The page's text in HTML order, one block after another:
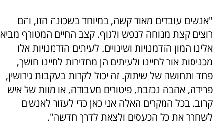
"אנשים עובדים מאוד קשה, במיוחד בשכונה הזו, והם
רוצים קצת מנוחה לנפש ולגוף. קצב החיים המטורף מביא
אלינו המון הזדמנויות ושינויים. לעיתים הזדמנויות אלו
מכניסות אור לחיינו ולעיתים הן מחדירות לחיינו חושך,
פחד ותחושה של שיתוק. זה יכול לקרות בעקבות גירושין,
פרידה, אהבה נכזבת, פיטורים מעבודה, או מוות של איש
קרוב. בכל המקרים האלה אני כאן כדי לעזור לאנשים
לשחרר את כל הכעסים ולצאת לדרך חדשה".